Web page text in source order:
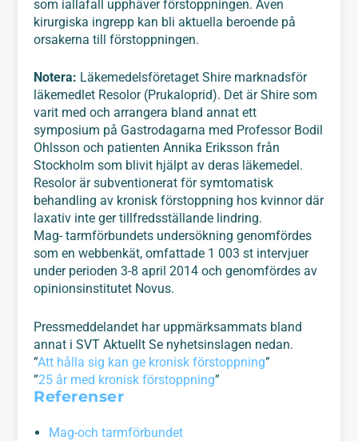
som iallafall upphäver förstoppningen. Även
kirurgiska ingrepp kan bli aktuella beroende på
orsakerna till förstoppningen.
Notera: Läkemedelsföretaget Shire marknadsför
läkemedlet Resolor (Prukaloprid). Det är Shire som
varit med och arrangera bland annat ett
symposium på Gastrodagarna med Professor Bodil
Ohlsson och patienten Annika Eriksson från
Stockholm som blivit hjälpt av deras läkemedel.
Resolor är subventionerat för symtomatisk
behandling av kronisk förstoppning hos kvinnor där
laxativ inte ger tillfredsställande lindring.
Mag- tarmförbundets undersökning genomfördes
som en webbenkät, omfattade 1 003 st intervjuer
under perioden 3-8 april 2014 och genomfördes av
opinionsinstitutet Novus.
Pressmeddelandet har uppmärksammats bland
annat i SVT Aktuellt Se nyhetsinslagen nedan.
”Att hålla sig kan ge kronisk förstoppning”
”25 år med kronisk förstoppning”
Referenser
Mag-och tarmförbundet